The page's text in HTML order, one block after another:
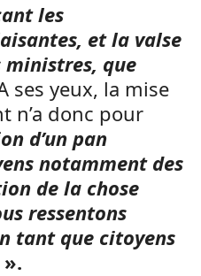
les
et la valse
ministres, que
ses yeux, la mise
n’a donc pour
d’un pan
notamment des
de la chose
ressentons
tant que citoyens
».